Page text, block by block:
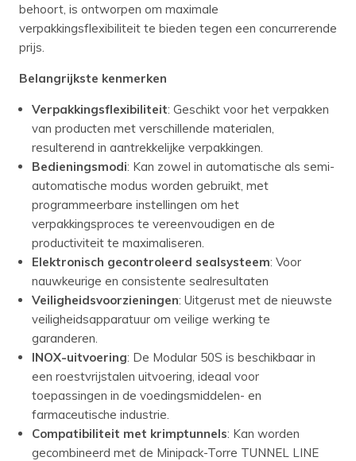
behoort, is ontworpen om maximale
verpakkingsflexibiliteit te bieden tegen een concurrerende
prijs.
Belangrijkste kenmerken
Verpakkingsflexibiliteit: Geschikt voor het verpakken
van producten met verschillende materialen,
resulterend in aantrekkelijke verpakkingen.​
Bedieningsmodi: Kan zowel in automatische als semi-
automatische modus worden gebruikt, met
programmeerbare instellingen om het
verpakkingsproces te vereenvoudigen en de
productiviteit te maximaliseren.
Elektronisch gecontroleerd sealsysteem: Voor
nauwkeurige en consistente sealresultaten
Veiligheidsvoorzieningen: Uitgerust met de nieuwste
veiligheidsapparatuur om veilige werking te
garanderen.​
INOX-uitvoering: De Modular 50S is beschikbaar in
een roestvrijstalen uitvoering, ideaal voor
toepassingen in de voedingsmiddelen- en
farmaceutische industrie.​
Compatibiliteit met krimptunnels: Kan worden
gecombineerd met de Minipack-Torre TUNNEL LINE